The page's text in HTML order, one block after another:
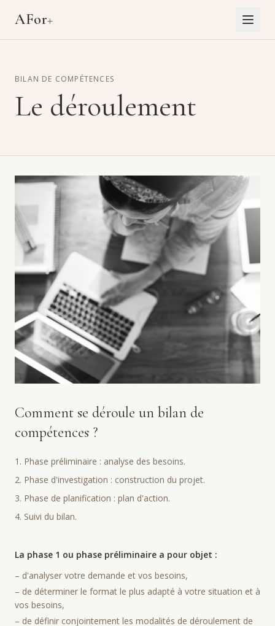
AFor+
BILAN DE COMPÉTENCES
Le déroulement
Comment se déroule un bilan de
compétences ?
1. Phase préliminaire : analyse des besoins.
2. Phase d'investigation : construction du projet.
3. Phase de planification : plan d'action.
4. Suivi du bilan.
La phase 1 ou phase préliminaire a pour objet :
– d'analyser votre demande et vos besoins,
– de déterminer le format le plus adapté à votre situation et à
vos besoins,
– de définir conjointement les modalités de déroulement de